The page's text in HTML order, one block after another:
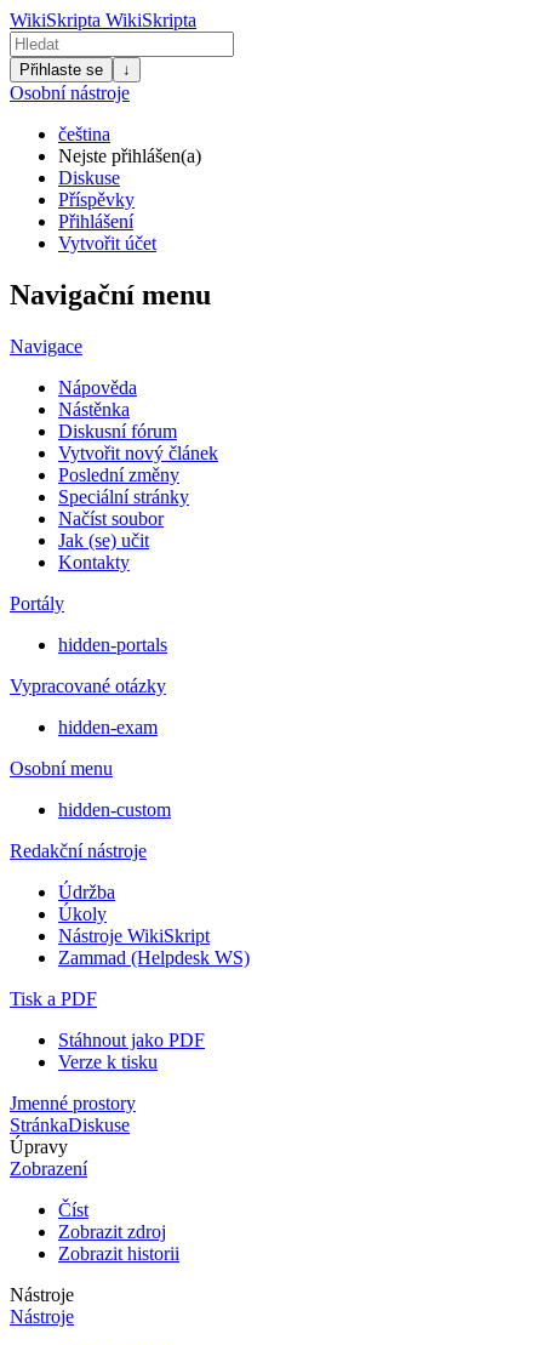
WikiSkripta WikiSkripta
Přihlaste se ↓
Osobní nástroje
čeština
Nejste přihlášen(a)
Diskuse
Příspěvky
Přihlášení
Vytvořit účet
Navigační menu
Navigace
Nápověda
Nástěnka
Diskusní fórum
Vytvořit nový článek
Poslední změny
Speciální stránky
Načíst soubor
Jak (se) učit
Kontakty
Portály
hidden-portals
Vypracované otázky
hidden-exam
Osobní menu
hidden-custom
Redakční nástroje
Údržba
Úkoly
Nástroje WikiSkript
Zammad (Helpdesk WS)
Tisk a PDF
Stáhnout jako PDF
Verze k tisku
Jmenné prostory
StránkaDiskuse
Úpravy
Zobrazení
Číst
Zobrazit zdroj
Zobrazit historii
Nástroje
Nástroje